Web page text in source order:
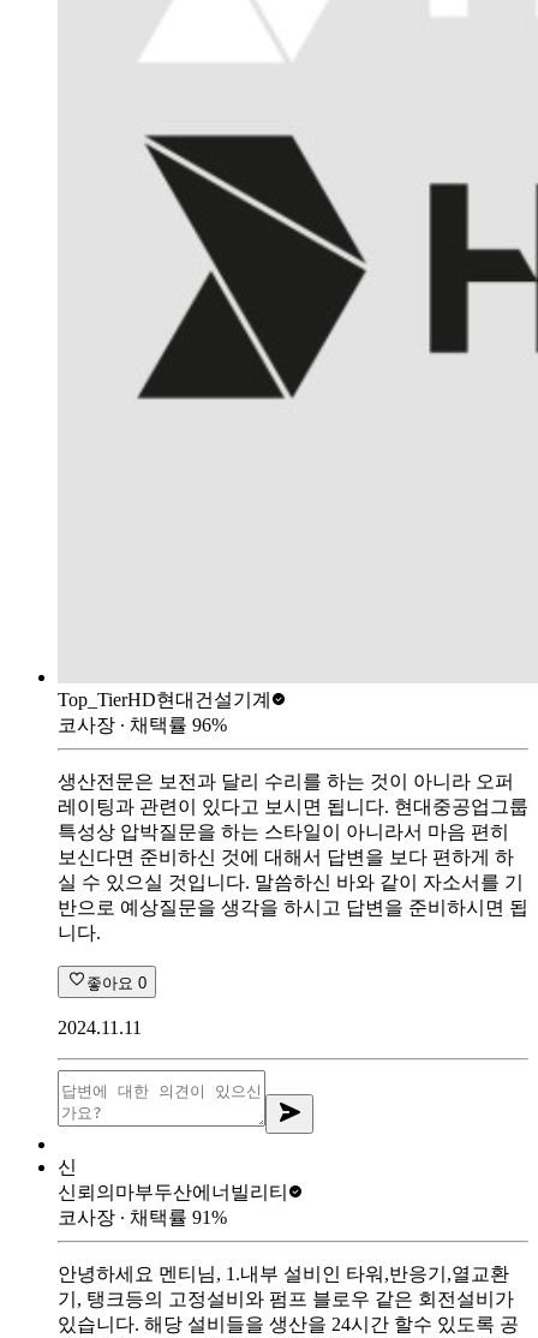
Top_TierHD현대건설기계
코사장 ∙ 채택률 96%
생산전문은 보전과 달리 수리를 하는 것이 아니라 오퍼
레이팅과 관련이 있다고 보시면 됩니다. 현대중공업그룹
특성상 압박질문을 하는 스타일이 아니라서 마음 편히
보신다면 준비하신 것에 대해서 답변을 보다 편하게 하
실 수 있으실 것입니다. 말씀하신 바와 같이 자소서를 기
반으로 예상질문을 생각을 하시고 답변을 준비하시면 됩
니다.
좋아요 0
2024.11.11
신
신뢰의마부두산에너빌리티
코사장 ∙ 채택률 91%
안녕하세요 멘티님, 1.내부 설비인 타워,반응기,열교환
기, 탱크등의 고정설비와 펌프 블로우 같은 회전설비가
있습니다. 해당 설비들을 생산을 24시간 할수 있도록 공